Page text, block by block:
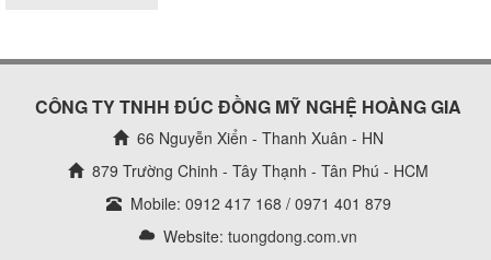
CÔNG TY TNHH ĐÚC ĐỒNG MỸ NGHỆ HOÀNG GIA
66 Nguyễn Xiển - Thanh Xuân - HN
879 Trường Chinh - Tây Thạnh - Tân Phú - HCM
Mobile: 0912 417 168 / 0971 401 879
Website: tuongdong.com.vn